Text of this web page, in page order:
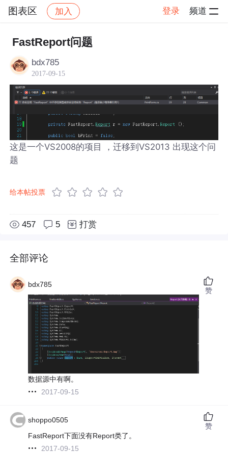
图表区 加入 登录 频道
社区 图表区 帖子详情
FastReport问题
bdx785
2017-09-15
这是一个VS2008的项目 ，迁移到VS2013 出现这个问
题
给本帖投票
457 5 打赏
全部评论
bdx785
数据源中有啊。
2017-09-15
赞
shoppo0505
FastReport下面没有Report类了。
2017-09-15
赞